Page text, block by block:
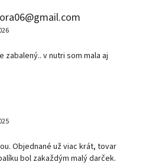
v nutri som mala aj
Objednané už viac krát, tovar
bol zakaždým malý darček.